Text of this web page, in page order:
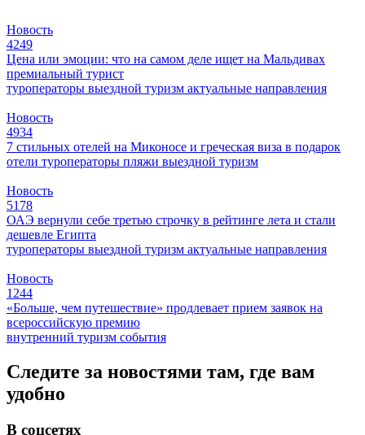
Новость
4249
Цена или эмоции: что на самом деле ищет на Мальдивах
премиальный турист
туроператоры выездной туризм актуальные направления
Новость
4934
7 стильных отелей на Миконосе и греческая виза в подарок
отели туроператоры пляжи выездной туризм
Новость
5178
ОАЭ вернули себе третью строчку в рейтинге лета и стали
дешевле Египта
туроператоры выездной туризм актуальные направления
Новость
1244
«Больше, чем путешествие» продлевает прием заявок на
всероссийскую премию
внутренний туризм события
Следите за новостями там, где вам
удобно
В соцсетях